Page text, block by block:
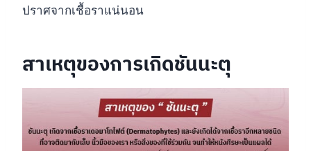
ปราศจากเชื้อราแน่นอน
สาเหตุของการเกิดชันนะตุ